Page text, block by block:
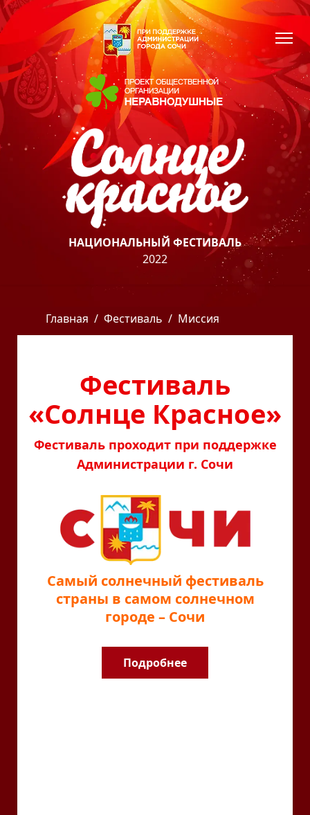
НАЦИОНАЛЬНЫЙ ФЕСТИВАЛЬ
2022
Главная Фестиваль Миссия
Фестиваль
«Солнце Красное»
Фестиваль проходит при поддержке
Администрации г. Сочи
Самый солнечный фестиваль
страны в самом солнечном
городе – Сочи
Подробнее